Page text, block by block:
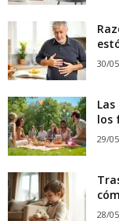
30/
los
29/
28/